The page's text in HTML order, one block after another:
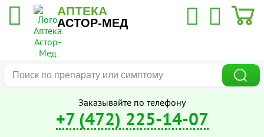
АПТЕКА
АСТОР-МЕД
Заказывайте по телефону
+7 (472) 225-14-07